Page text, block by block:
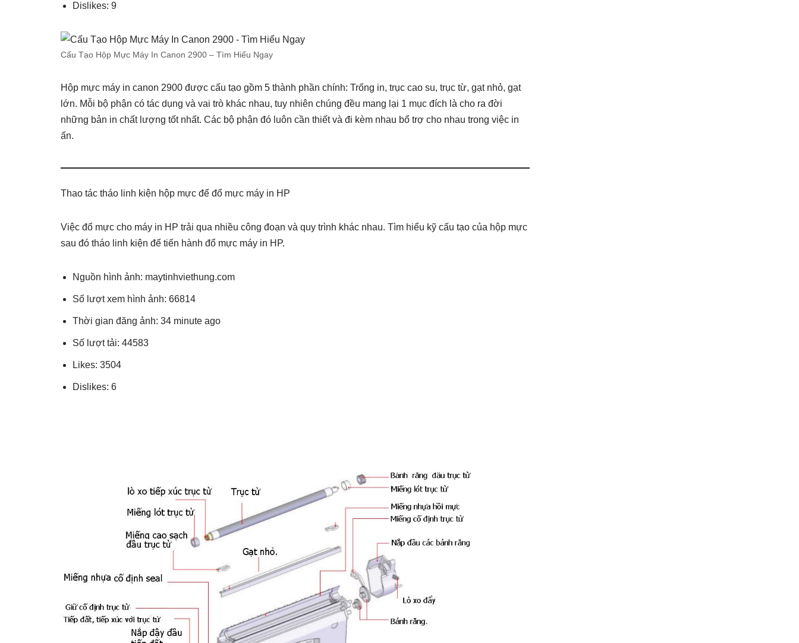
Dislikes: 9
Cấu Tạo Hộp Mực Máy In Canon 2900 – Tìm Hiểu Ngay
Hộp mực máy in canon 2900 được cấu tạo gồm 5 thành phần chính: Trống in, trục cao su, trục từ, gạt nhỏ, gạt
lớn. Mỗi bộ phận có tác dụng và vai trò khác nhau, tuy nhiên chúng đều mang lại 1 mục đích là cho ra đời
những bản in chất lượng tốt nhất. Các bộ phận đó luôn cần thiết và đi kèm nhau bổ trợ cho nhau trong việc in
ấn.
Thao tác tháo linh kiện hộp mực để đổ mực máy in HP
Việc đổ mực cho máy in HP trải qua nhiều công đoạn và quy trình khác nhau. Tìm hiểu kỹ cấu tạo của hộp mực
sau đó tháo linh kiện để tiến hành đổ mực máy in HP.
Nguồn hình ảnh: maytinhviethung.com
Số lượt xem hình ảnh: 66814
Thời gian đăng ảnh: 34 minute ago
Số lượt tải: 44583
Likes: 3504
Dislikes: 6